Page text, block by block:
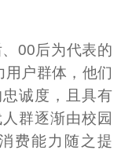
00后为代表的
用户群体，他们
诚度，且具有
群逐渐由校园
费能力随之提